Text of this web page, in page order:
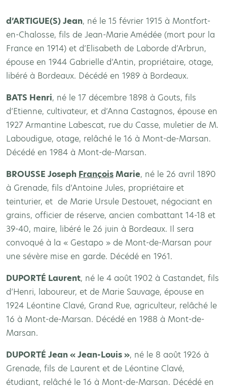
d’ARTIGUE(S) Jean, né le 15 février 1915 à Montfort-
en-Chalosse, fils de Jean-Marie Amédée (mort pour la
France en 1914) et d’Elisabeth de Laborde d’Arbrun,
épouse en 1944 Gabrielle d’Antin, propriétaire, otage,
libéré à Bordeaux. Décédé en 1989 à Bordeaux.
BATS Henri, né le 17 décembre 1898 à Gouts, fils
d’Etienne, cultivateur, et d’Anna Castagnos, épouse en
1927 Armantine Labescat, rue du Casse, muletier de M.
Laboudigue, otage, relâché le 16 à Mont-de-Marsan.
Décédé en 1984 à Mont-de-Marsan.
BROUSSE Joseph FrançoisMarie, né le 26 avril 1890
à Grenade, fils d’Antoine Jules, propriétaire et
teinturier, et de Marie Ursule Destouet, négociant en
grains, officier de réserve, ancien combattant 14-18 et
39-40, maire, libéré le 26 juin à Bordeaux. Il sera
convoqué à la « Gestapo » de Mont-de-Marsan pour
une sévère mise en garde. Décédé en 1961.
DUPORTÉ Laurent, né le 4 août 1902 à Castandet, fils
d’Henri, laboureur, et de Marie Sauvage, épouse en
1924 Léontine Clavé, Grand Rue, agriculteur, relâché le
16 à Mont-de-Marsan. Décédé en 1988 à Mont-de-
Marsan.
DUPORTÉ Jean « Jean-Louis », né le 8 août 1926 à
Grenade, fils de Laurent et de Léontine Clavé,
étudiant, relâché le 16 à Mont-de-Marsan. Décédé en